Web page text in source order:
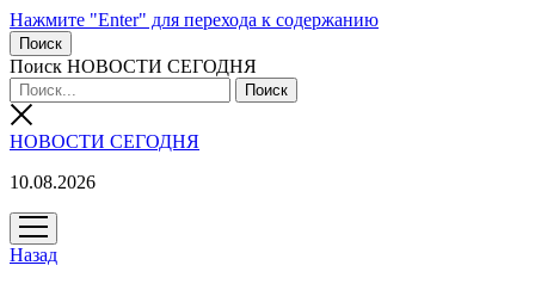
Нажмите "Enter" для перехода к содержанию
Поиск
Поиск НОВОСТИ СЕГОДНЯ
НОВОСТИ СЕГОДНЯ
10.08.2026
открыть
меню
Назад